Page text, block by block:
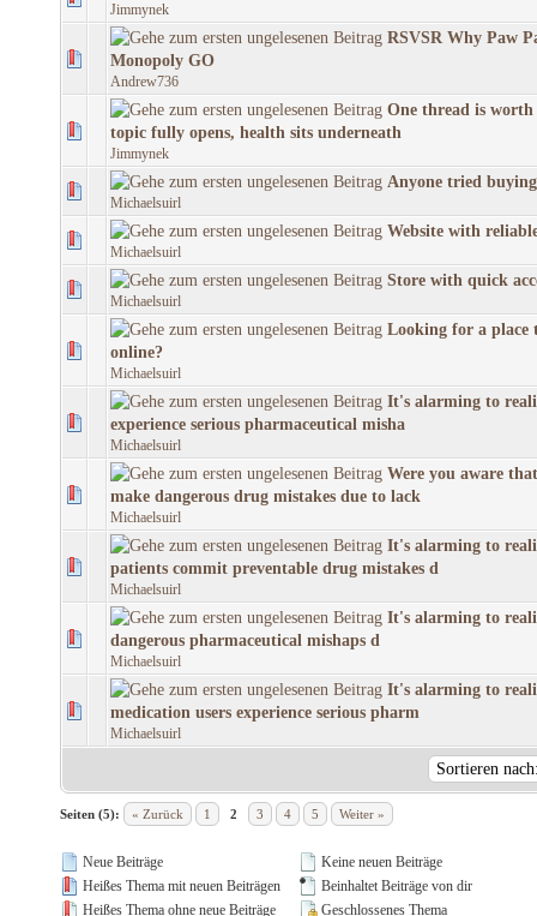
Jimmynek
RSVSR Why Paw
Monopoly GO
Andrew736
One thread is
topic fully opens, health sits underneath
Jimmynek
Anyone tried
Michaelsuirl
Website with
Michaelsuirl
Store with quick
Michaelsuirl
Looking for a place
online?
Michaelsuirl
It's alarming to
experience serious pharmaceutical misha
Michaelsuirl
Were you aware
make dangerous drug mistakes due to lack
Michaelsuirl
It's alarming to
patients commit preventable drug mistakes d
Michaelsuirl
It's alarming to
dangerous pharmaceutical mishaps d
Michaelsuirl
It's alarming to
medication users experience serious pharm
Michaelsuirl
Seiten (5): « Zurück 1 2 3 4 5 Weiter »
Neue Beiträge
Heißes Thema mit neuen Beiträgen
Heißes Thema ohne neue Beiträge
Keine neuen Beiträge
Beinhaltet Beiträge von dir
Geschlossenes Thema